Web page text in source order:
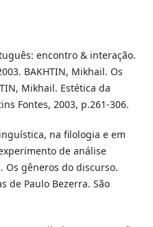
encontro & interação.
BAKHTIN, Mikhail. Os
Mikhail. Estética da
Fontes, 2003, p.261-306.
na filologia e em
de análise
Os gêneros do discurso.
de Paulo Bezerra. São